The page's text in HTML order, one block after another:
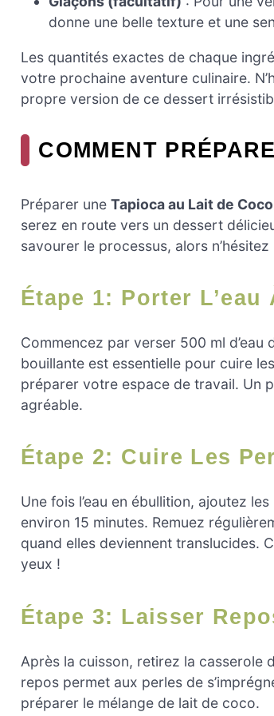
donne une belle texture et une
Les quantités exactes de chaque
votre prochaine aventure culinaire.
propre version de ce dessert
COMMENT
Préparer une Tapioca au Lait de Coco
serez en route vers un dessert
savourer le processus, alors
Étape 1: Porter
Commencez par verser 500 ml d’eau
bouillante est essentielle pour cuire
préparer votre espace de travail. Un
agréable.
Étape 2: Cuire Les
Une fois l’eau en ébullition, ajoutez
environ 15 minutes. Remuez
quand elles deviennent translucides.
yeux !
Étape 3: Laisser
Après la cuisson, retirez la casserole
repos permet aux perles de
préparer le mélange de lait de coco.